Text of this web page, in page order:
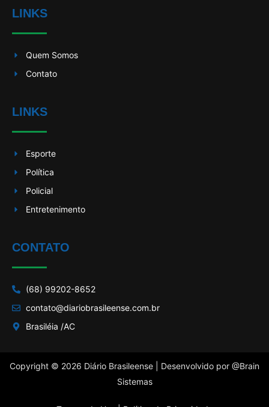
LINKS
Quem Somos
Contato
LINKS
Esporte
Política
Policial
Entretenimento
CONTATO
(68) 99202-8652
contato@diariobrasileense.com.br
Brasiléia /AC
Copyright © 2026 Diário Brasileense | Desenvolvido por @Brain
Sistemas